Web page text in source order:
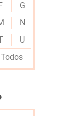
G
N
U
Todos